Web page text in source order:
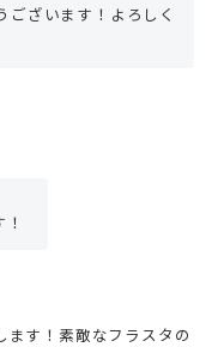
ございます！よろしく
す！素敵なフラスタの